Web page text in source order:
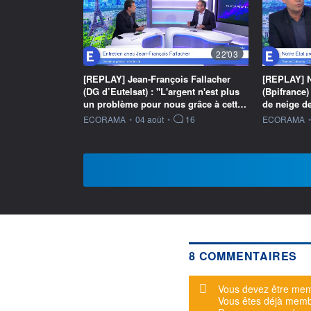
22'03
[REPLAY] Jean-François Fallacher
(DG d’Eutelsat) : "L'argent n'est plus
un problème pour nous grâce à cett…
information fournie par
ECORAMA • 04 août • 16
[REPLAY]
de neige
information
ECORAMA •
8 COMMENTAIRES
Message d'alerte
Vous devez être
Vous êtes déjà